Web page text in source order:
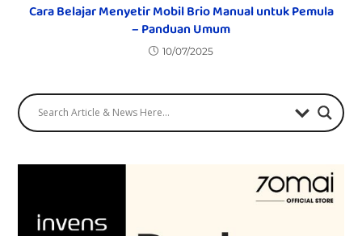
Cara Belajar Menyetir Mobil Brio Manual untuk Pemula
– Panduan Umum
10/07/2025